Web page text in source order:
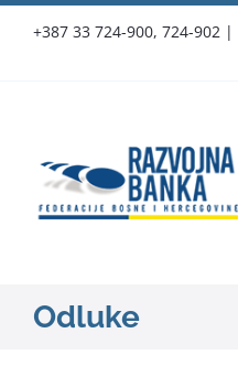
+387 33 724-900, 724-902 |
Odluke